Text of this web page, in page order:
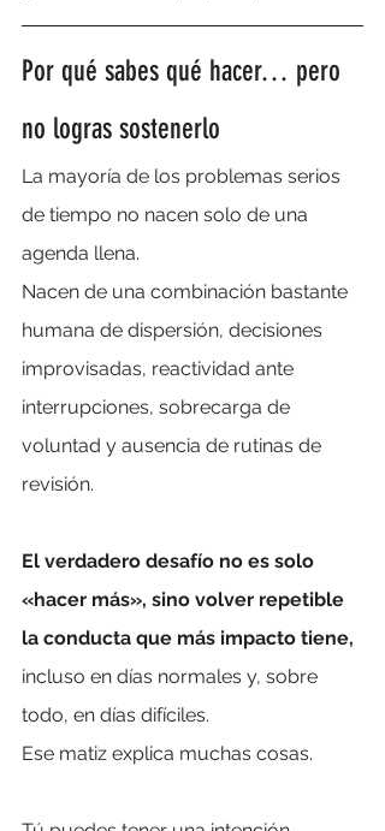
Por qué sabes qué hacer… pero
no logras sostenerlo
La mayoría de los problemas serios
de tiempo no nacen solo de una
agenda llena.
Nacen de una combinación bastante
humana de dispersión, decisiones
improvisadas, reactividad ante
interrupciones, sobrecarga de
voluntad y ausencia de rutinas de
revisión.
El verdadero desafío no es solo
«hacer más», sino volver repetible
la conducta que más impacto tiene,
incluso en días normales y, sobre
todo, en días difíciles.
Ese matiz explica muchas cosas.